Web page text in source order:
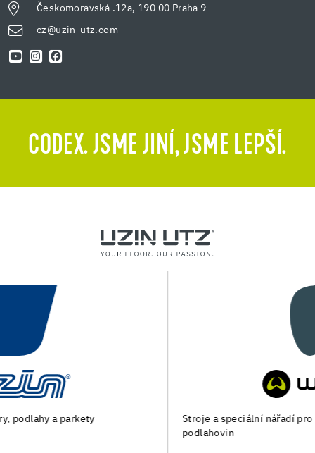
Českomoravská .12a, 190 00 Praha 9
cz@uzin-utz.com
CODEX. JSME JINÍ, JSME LEPŠÍ.
Stroje a speciální nářadí pro přípravu podkladu a pokládku